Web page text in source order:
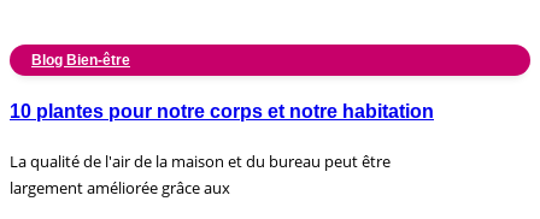
Blog Bien-être
10 plantes pour notre corps et notre habitation
La qualité de l'air de la maison et du bureau peut être
largement améliorée grâce aux